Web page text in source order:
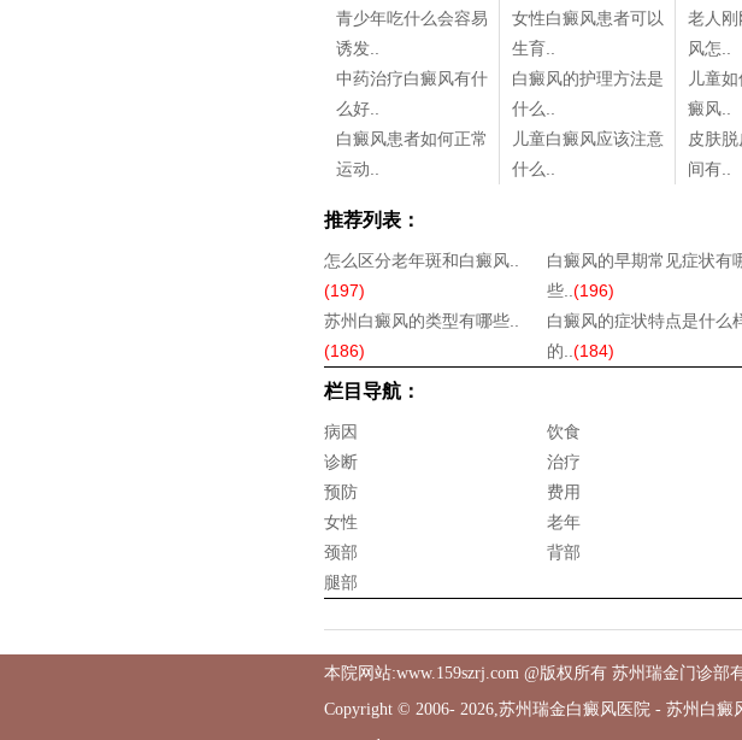
青少年吃什么会容易
诱发..
中药治疗白癜风有什
么好..
白癜风患者如何正常
运动..
女性白癜风患者可以
生育..
白癜风的护理方法是
什么..
儿童白癜风应该注意
什么..
老人刚
风怎..
儿童
癜风..
皮肤
间有..
推荐列表：
怎么区分老年斑和白癜风..
(197)
白癜风的早期常见症状有
些..(196)
苏州白癜风的类型有哪些..
(186)
白癜风的症状特点是什么
的..(184)
栏目导航：
病因 饮食
诊断
治疗
预防
费用
女性
老年
颈部
背部
腿部
本院网站:www.159szrj.com @版权所有 苏州瑞金门诊部
Copyright © 2006- 2026,苏州瑞金白癜风医院 - 苏州白